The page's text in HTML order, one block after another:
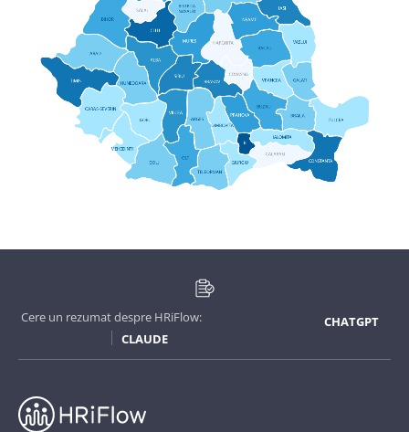
Cere un rezumat despre HRiFlow:
CHATGPT
CLAUDE